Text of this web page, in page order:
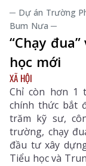
─ Dự án Trường
Bum Nưa ─
“Chạy
học mới
XÃ HỘI
Chỉ còn hơn 1
chính thức bắt
trăm kỹ sư,
trường, chạy
đầu tư xây
Tiểu học và